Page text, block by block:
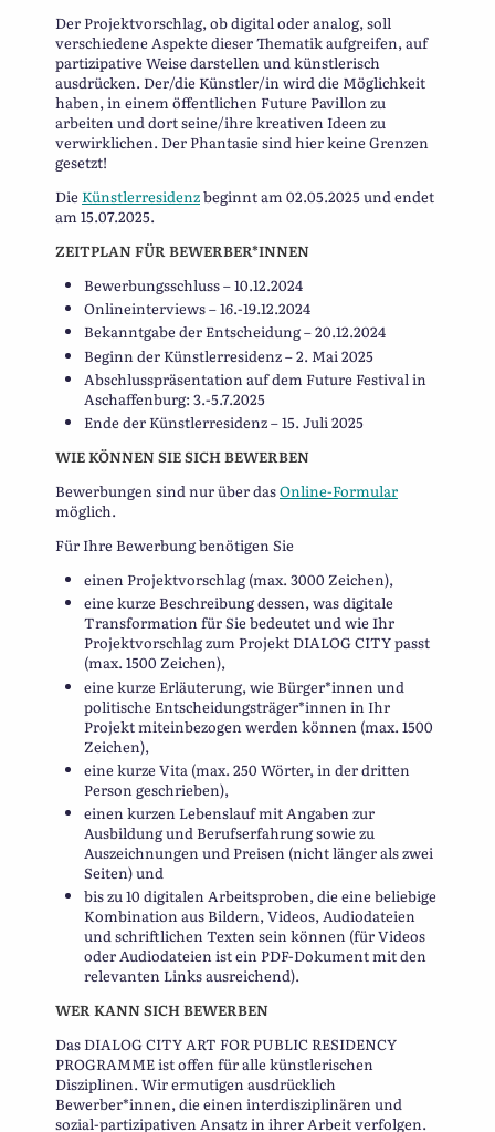
Der Projektvorschlag, ob digital oder analog, soll
verschiedene Aspekte dieser Thematik aufgreifen, auf
partizipative Weise darstellen und künstlerisch
ausdrücken. Der/die Künstler/in wird die Möglichkeit
haben, in einem öffentlichen Future Pavillon zu
arbeiten und dort seine/ihre kreativen Ideen zu
verwirklichen. Der Phantasie sind hier keine Grenzen
gesetzt!
DieKünstlerresidenzbeginnt am 02.05.2025 und endet
am 15.07.2025.
ZEITPLAN FÜR BEWERBER*INNEN
Bewerbungsschluss – 10.12.2024
Onlineinterviews – 16.-19.12.2024
Bekanntgabe der Entscheidung – 20.12.2024
Beginn der Künstlerresidenz – 2. Mai 2025
Abschlusspräsentation auf dem Future Festival in
Aschaffenburg: 3.-5.7.2025
Ende der Künstlerresidenz – 15. Juli 2025
WIE KÖNNEN SIE SICH BEWERBEN
Bewerbungen sind nur über dasOnline-Formular
möglich.
Für Ihre Bewerbung benötigen Sie
einen Projektvorschlag (max. 3000 Zeichen),
eine kurze Beschreibung dessen, was digitale
Transformation für Sie bedeutet und wie Ihr
Projektvorschlag zum Projekt DIALOG CITY passt
(max. 1500 Zeichen),
eine kurze Erläuterung, wie Bürger*innen und
politische Entscheidungsträger*innen in Ihr
Projekt miteinbezogen werden können (max. 1500
Zeichen),
eine kurze Vita (max. 250 Wörter, in der dritten
Person geschrieben),
einen kurzen Lebenslauf mit Angaben zur
Ausbildung und Berufserfahrung sowie zu
Auszeichnungen und Preisen (nicht länger als zwei
Seiten) und
bis zu 10 digitalen Arbeitsproben, die eine beliebige
Kombination aus Bildern, Videos, Audiodateien
und schriftlichen Texten sein können (für Videos
oder Audiodateien ist ein PDF-Dokument mit den
relevanten Links ausreichend).
WER KANN SICH BEWERBEN
Das DIALOG CITY ART FOR PUBLIC RESIDENCY
PROGRAMME ist offen für alle künstlerischen
Disziplinen. Wir ermutigen ausdrücklich
Bewerber*innen, die einen interdisziplinären und
sozial-partizipativen Ansatz in ihrer Arbeit verfolgen.